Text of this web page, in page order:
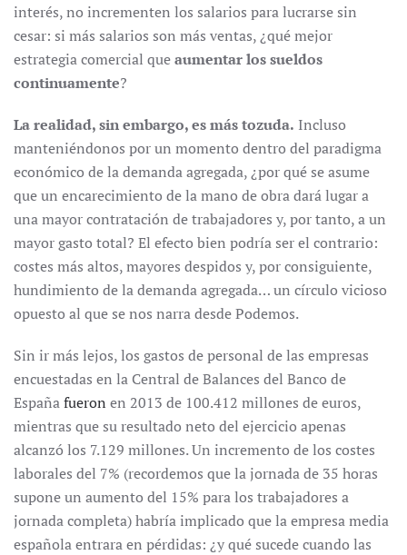
interés, no incrementen los salarios para lucrarse sin
cesar: si más salarios son más ventas, ¿qué mejor
estrategia comercial queaumentar los sueldos
continuamente?
La realidad, sin embargo, es más tozuda. Incluso
manteniéndonos por un momento dentro del paradigma
económico de la demanda agregada, ¿por qué se asume
que un encarecimiento de la mano de obra dará lugar a
una mayor contratación de trabajadores y, por tanto, a un
mayor gasto total? El efecto bien podría ser el contrario:
costes más altos, mayores despidos y, por consiguiente,
hundimiento de la demanda agregada… un círculo vicioso
opuesto al que se nos narra desde Podemos.
Sin ir más lejos, los gastos de personal de las empresas
encuestadas en la Central de Balances del Banco de
Españafueron en 2013 de 100.412 millones de euros,
mientras que su resultado neto del ejercicio apenas
alcanzó los 7.129 millones. Un incremento de los costes
laborales del 7% (recordemos que la jornada de 35 horas
supone un aumento del 15% para los trabajadores a
jornada completa) habría implicado que la empresa media
española entrara en pérdidas: ¿y qué sucede cuando las